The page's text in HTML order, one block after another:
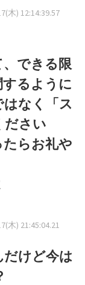
木) 12:14:39.57
できる限
るように
なく「ス
ださい
らお礼や
木) 21:45:04.21
けど今は